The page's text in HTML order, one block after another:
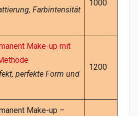
Farbintensität
1000
Make-up mit
perfekte Form und
1200
Make-up –